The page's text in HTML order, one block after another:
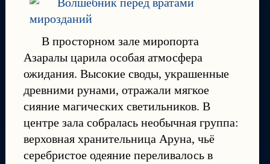
В просторном зале миропорта
Азаралы царила особая атмосфера
ожидания. Высокие своды, украшенные
древними рунами, отражали мягкое
сияние магических светильников. В
центре зала собралась необычная группа:
верховная хранительница Аруна, чьё
серебристое одеяние переливалось в